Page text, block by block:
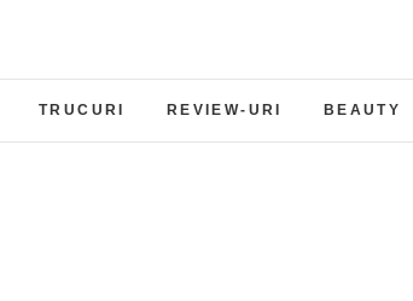
Cris+ina
TRUCURI REVIEW-URI BEAUTY